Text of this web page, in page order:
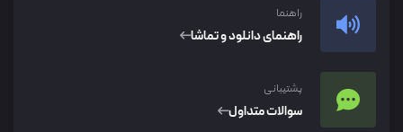
راهنما
راهنمای دانلود و تماشا
پشتیبانی
سوالات متداول